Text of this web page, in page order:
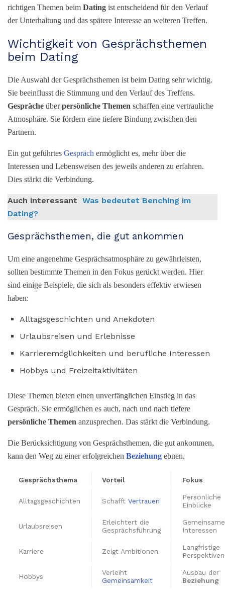
richtigen Themen beim Dating ist entscheidend für den Verlauf
der Unterhaltung und das spätere Interesse an weiteren Treffen.
Wichtigkeit von Gesprächsthemen
beim Dating
Die Auswahl der Gesprächsthemen ist beim Dating sehr wichtig.
Sie beeinflusst die Stimmung und den Verlauf des Treffens.
Gespräche überpersönliche Themen schaffen eine vertrauliche
Atmosphäre. Sie fördern eine tiefere Bindung zwischen den
Partnern.
Ein gut geführtes Gespräch ermöglicht es, mehr über die
Interessen und Lebensweisen des jeweils anderen zu erfahren.
Dies stärkt die Verbindung.
Auch interessant Was bedeutet Benching im
Dating?
Gesprächsthemen, die gut ankommen
Um eine angenehme Gesprächsatmosphäre zu gewährleisten,
sollten bestimmte Themen in den Fokus gerückt werden. Hier
sind einige Beispiele, die sich als besonders effektiv erwiesen
haben:
Alltagsgeschichten und Anekdoten
Urlaubsreisen und Erlebnisse
Karrieremöglichkeiten und berufliche Interessen
Hobbys und Freizeitaktivitäten
Diese Themen bieten einen unverfänglichen Einstieg in das
Gespräch. Sie ermöglichen es auch, nach und nach tiefere
persönliche Themen anzusprechen. Das stärkt die Verbindung.
Die Berücksichtigung von Gesprächsthemen, die gut ankommen,
kann den Weg zu einer erfolgreichen Beziehung ebnen.
Gesprächsthema Vorteil Fokus
Alltagsgeschichten Schafft Vertrauen
Persönliche
Einblicke
Urlaubsreisen
Erleichtert die
Gesprächsführung
Gemeinsame
Interessen
Karriere Zeigt Ambitionen
Langfristige
Perspektiven
Hobbys
Verleiht
Gemeinsamkeit
Ausbau der
Beziehung